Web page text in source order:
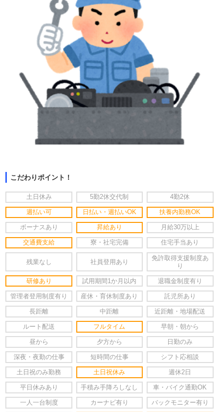
こだわりポイント！
土日休み 5勤2休交代制 4勤2休
週払い可 日払い・週払いOK 扶養内勤務OK
ボーナスあり 昇給あり 月給30万以上
交通費支給 寮・社宅完備 住宅手当あり
残業なし 社員登用あり
免許取得支援制度あ
り
研修あり 試用期間1か月以内 退職金制度有り
管理者登用制度有り 産休・育休制度あり 託児所あり
長距離 中距離 近距離・地場配送
ルート配送 フルタイム 早朝・朝から
昼から 夕方から 日勤のみ
深夜・夜勤の仕事 短時間の仕事 シフト応相談
土日祝のみ勤務 土日祝休み 週休2日
平日休みあり 手積み手降ろしなし 車・バイク通勤OK
一人一台制度 カーナビ有り バックモニター有り